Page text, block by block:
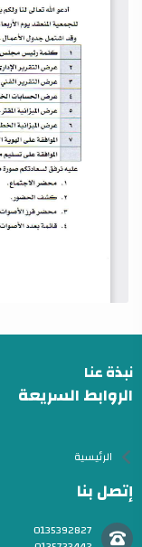
نبذة عنا
الروابط السريعة
الرئيسية
إتصل بنا
0135392827